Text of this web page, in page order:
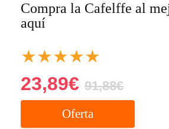
Compra la Cafelffe al
aquí
★★★★★
23,89€ 91,88€
Oferta